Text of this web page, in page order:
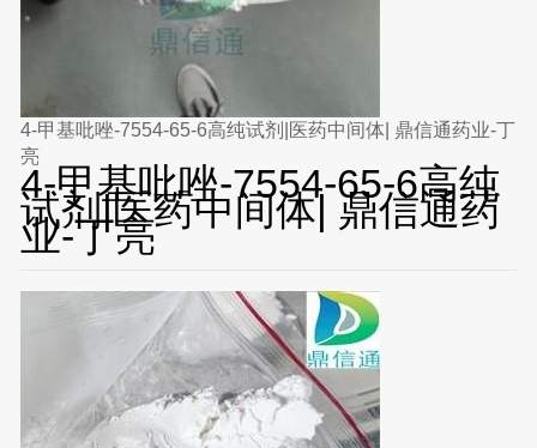
4-甲基吡唑-7554-65-6高纯试剂|医药中间体| 鼎信通药业-丁
亮
4-甲基吡唑-7554-65-6高纯
试剂|医药中间体| 鼎信通药
业-丁亮